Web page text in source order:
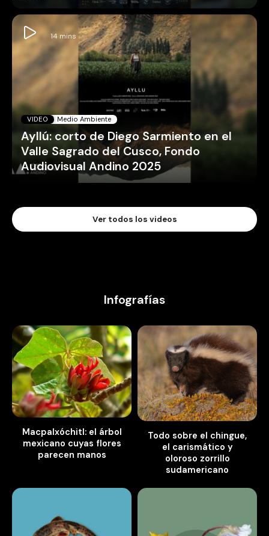
VIDEO Medio Ambiente
Ayllú: corto de Diego Sarmiento en el
Valle Sagrado del Cusco, Fondo
Audiovisual Andino 2025
Ver todos los videos
Infografías
Macpalxóchitl: el árbol
mexicano cuyas flores
parecen manos
Todo sobre el chingue,
el carismático y
oloroso zorrillo
sudamericano